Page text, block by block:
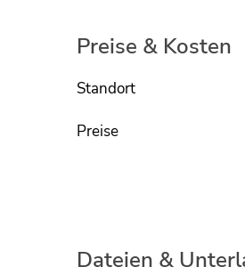
Preise & Kosten
Standort
Preise
Dateien &